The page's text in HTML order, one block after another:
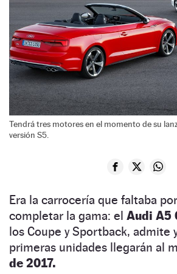
Tendrá tres motores en el momento de su
versión S5.
Era la carrocería que faltaba
completar la gama: el Audi A5
los Coupe y Sportback, admite
primeras unidades llegarán al
de 2017.